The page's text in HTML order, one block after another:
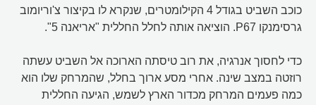
כוכב השביט בגודל 4 הקילומטרים, שנקרא לו בקיצור צ'וריומוב
גרסימנקו P67. הוציאה אותה לחלל החללית "אריאנה 5".
כדי לחסוך אנרגיה, את רוב טיסתה הארוכה אל השביט עשתה
רוזטה במצב שינה. אחרי מסע ארוך בחלל, שהמרחק שלו הוא
כמה פעמים המרחק מכדור הארץ לשמש, הגיעה החללית